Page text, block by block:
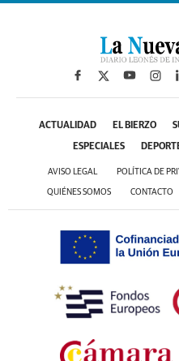
ACTUALIDAD EL BIERZO
ESPECIALES
AVISO LEGAL POLÍTICA DE
QUIÉNES SOMOS CONTACTO